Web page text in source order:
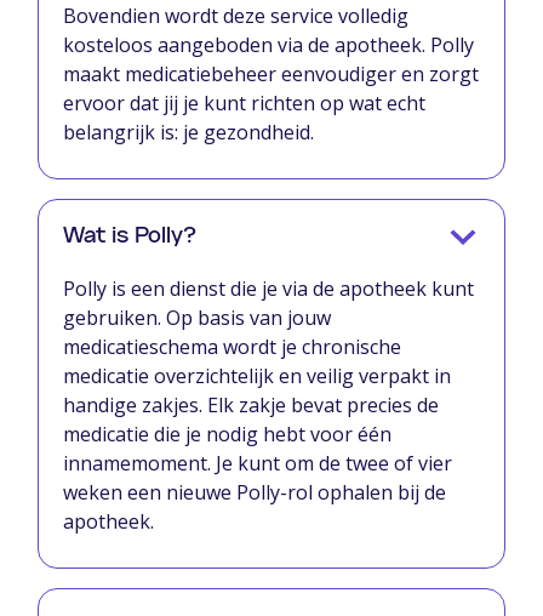
Bovendien wordt deze service volledig
kosteloos aangeboden via de apotheek. Polly
maakt medicatiebeheer eenvoudiger en zorgt
ervoor dat jij je kunt richten op wat echt
belangrijk is: je gezondheid.
Wat is Polly?
Polly is een dienst die je via de apotheek kunt
gebruiken. Op basis van jouw
medicatieschema wordt je chronische
medicatie overzichtelijk en veilig verpakt in
handige zakjes. Elk zakje bevat precies de
medicatie die je nodig hebt voor één
innamemoment. Je kunt om de twee of vier
weken een nieuwe Polly-rol ophalen bij de
apotheek.